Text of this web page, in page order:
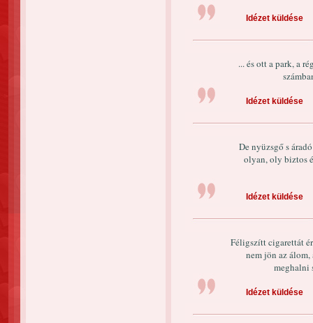
Idézet küldése
... és ott a park, a
Idézet küldése
De nyüzsgő s
olyan, oly biztos
Idézet küldése
Féligszítt cigarettát
nem jön az
meghalni
Idézet küldése